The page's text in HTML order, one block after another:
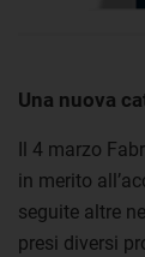
Una nuova
Il 4 marzo
in merito
seguite altre
presi diversi